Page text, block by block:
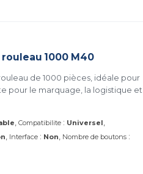
1000 M40
de 1000 pièces, idéale pour
pour le marquage, la logistique et
Compatibilite : Universel
Interface : Non Nombre de boutons :